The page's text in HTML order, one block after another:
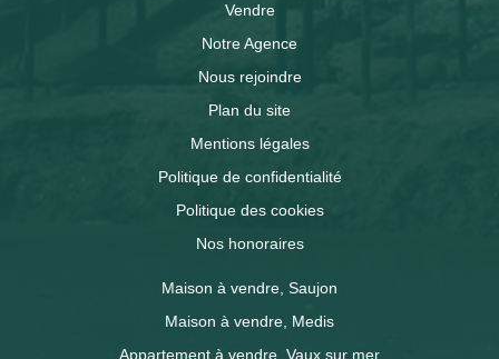
Vendre
Notre Agence
Nous rejoindre
Plan du site
Mentions légales
Politique de confidentialité
Politique des cookies
Nos honoraires
Maison à vendre, Saujon
Maison à vendre, Medis
Appartement à vendre, Vaux sur mer